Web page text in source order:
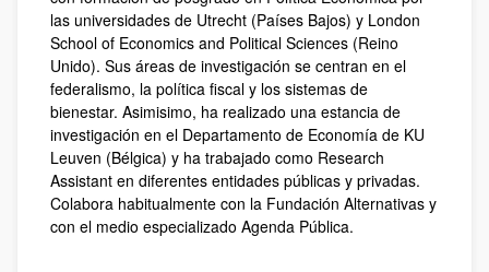
las universidades de Utrecht (Países Bajos) y London
School of Economics and Political Sciences (Reino
Unido). Sus áreas de investigación se centran en el
federalismo, la política fiscal y los sistemas de
bienestar. Asimisimo, ha realizado una estancia de
investigación en el Departamento de Economía de KU
Leuven (Bélgica) y ha trabajado como Research
Assistant en diferentes entidades públicas y privadas.
Colabora habitualmente con la Fundación Alternativas y
con el medio especializado Agenda Pública.